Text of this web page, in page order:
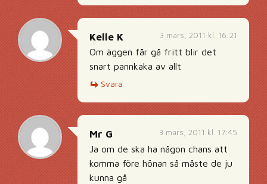
3 mars, 2011 kl. 16:21
Kelle K
Om äggen får gå fritt blir det
snart pannkaka av allt
Svara
3 mars, 2011 kl. 17:45
Mr G
Ja om de ska ha någon chans att
komma före hönan så måste de ju
kunna gå